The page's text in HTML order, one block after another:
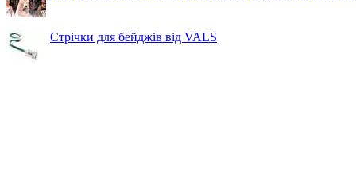
Стрічки для бейджів від VALS